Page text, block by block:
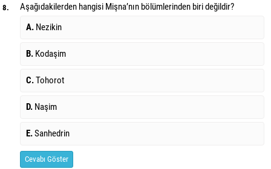
8.
Aşağıdakilerden hangisi Mişna’nın bölümlerinden biri değildir?
A. Nezikin
B. Kodaşim
C.Tohorot
D. Naşim
E.Sanhedrin
Cevabı Göster